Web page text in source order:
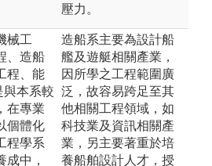
壓力。
械工
、造船
程、能
與本系較
在專業
個體化
程學系
成中，
造船系主要為設計船
艦及遊艇相關產業，
因所學之工程範圍廣
泛，故容易跨足至其
他相關工程領域，如
科技業及資訊相關產
業，另主要著重於培
養船舶設計人才，授